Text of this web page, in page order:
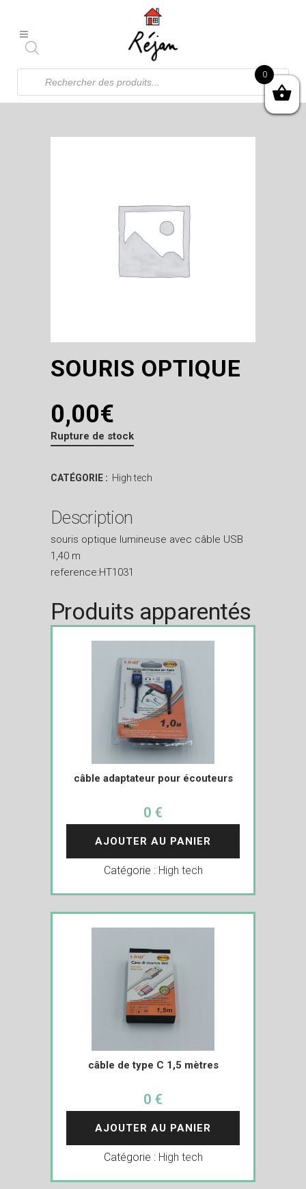
Recherche
produits
SOURIS OPTIQUE
0,00€
Rupture de stock
CATÉGORIE : High tech
Description
souris optique lumineuse avec câble USB
1,40 m
reference:HT1031
Produits apparentés
câble adaptateur pour écouteurs
0 €
AJOUTER AU PANIER
Catégorie : High tech
câble de type C 1,5 mètres
0 €
AJOUTER AU PANIER
Catégorie : High tech
0